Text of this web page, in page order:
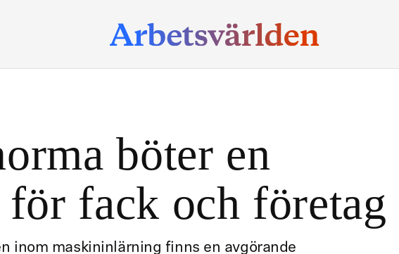
böter en
för fack och företag
inom maskininlärning finns en avgörande